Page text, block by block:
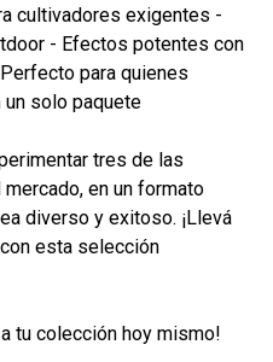
cultivadores exigentes -
- Efectos potentes con
para quienes
un solo paquete
tres de las
en un formato
diverso y exitoso. ¡Llevá
esta selección
tu colección hoy mismo!